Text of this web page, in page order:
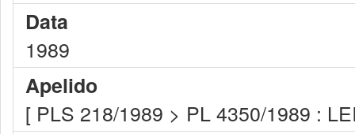
Data
1989
Apelido
[ PLS 218/1989 > PL 4350/1989 :